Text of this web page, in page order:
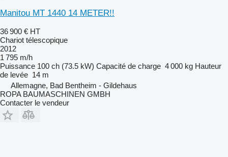
Manitou MT 1440 14 METER!!
36 900 € HT
Chariot télescopique
2012
1 795 m/h
Puissance 100 ch (73.5 kW) Capacité de charge 4 000 kg Hauteur
de levée 14 m
Allemagne, Bad Bentheim - Gildehaus
ROPA BAUMASCHINEN GMBH
Contacter le vendeur